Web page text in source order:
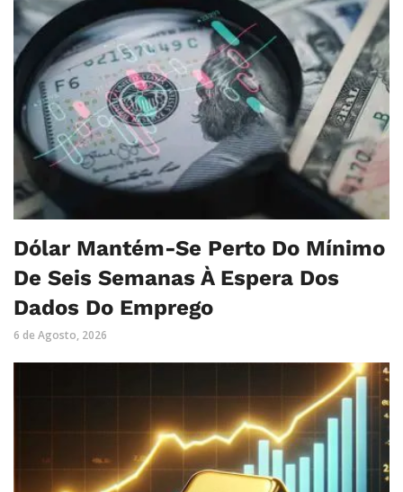
Dólar Mantém-Se Perto Do Mínimo
De Seis Semanas À Espera Dos
Dados Do Emprego
6 de Agosto, 2026